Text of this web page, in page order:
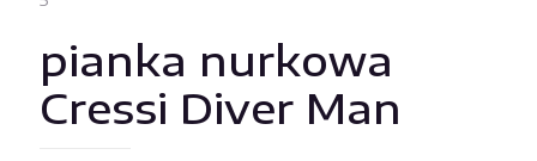
pianka nurkowa
Cressi Diver Man